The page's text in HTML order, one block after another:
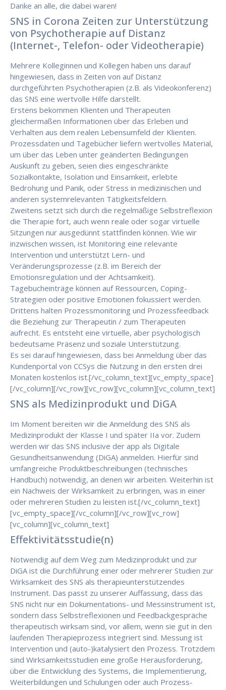
Danke an alle, die dabei waren!
SNS in Corona Zeiten zur Unterstützung
von Psychotherapie auf Distanz
(Internet-, Telefon- oder Videotherapie)
Mehrere Kolleginnen und Kollegen haben uns darauf
hingewiesen, dass in Zeiten von auf Distanz
durchgeführten Psychotherapien (z.B. als Videokonferenz)
das SNS eine wertvolle Hilfe darstellt.
Erstens bekommen Klienten und Therapeuten
gleichermaßen Informationen über das Erleben und
Verhalten aus dem realen Lebensumfeld der Klienten.
Prozessdaten und Tagebücher liefern wertvolles Material,
um über das Leben unter geänderten Bedingungen
Auskunft zu geben, seien dies eingeschränkte
Sozialkontakte, Isolation und Einsamkeit, erlebte
Bedrohung und Panik, oder Stress in medizinischen und
anderen systemrelevanten Tätigkeitsfeldern.
Zweitens setzt sich durch die regelmäßige Selbstreflexion
die Therapie fort, auch wenn reale oder sogar virtuelle
Sitzungen nur ausgedünnt stattfinden können. Wie wir
inzwischen wissen, ist Monitoring eine relevante
Intervention und unterstützt Lern- und
Veränderungsprozesse (z.B. im Bereich der
Emotionsregulation und der Achtsamkeit).
Tagebucheinträge können auf Ressourcen, Coping-
Strategien oder positive Emotionen fokussiert werden.
Drittens halten Prozessmonitoring und Prozessfeedback
die Beziehung zur Therapeutin / zum Therapeuten
aufrecht. Es entsteht eine virtuelle, aber psychologisch
bedeutsame Präsenz und soziale Unterstützung.
Es sei darauf hingewiesen, dass bei Anmeldung über das
Kundenportal von CCSys die Nutzung in den ersten drei
Monaten kostenlos ist.[/vc_column_text][vc_empty_space]
[/vc_column][/vc_row][vc_row][vc_column][vc_column_text]
SNS als Medizinprodukt und DiGA
Im Moment bereiten wir die Anmeldung des SNS als
Medizinprodukt der Klasse I und später IIa vor. Zudem
werden wir das SNS inclusive der app als Digitale
Gesundheitsanwendung (DiGA) anmelden. Hierfür sind
umfangreiche Produktbeschreibungen (technisches
Handbuch) notwendig, an denen wir arbeiten. Weiterhin ist
ein Nachweis der Wirksamkeit zu erbringen, was in einer
oder mehreren Studien zu leisten ist.[/vc_column_text]
[vc_empty_space][/vc_column][/vc_row][vc_row]
[vc_column][vc_column_text]
Effektivitätsstudie(n)
Notwendig auf dem Weg zum Medizinprodukt und zur
DiGA ist die Durchführung einer oder mehrerer Studien zur
Wirksamkeit des SNS als therapieunterstützendes
Instrument. Das passt zu unserer Auffassung, dass das
SNS nicht nur ein Dokumentations- und Messinstrument ist,
sondern dass Selbstreflexionen und Feedbackgespräche
therapeutisch wirksam sind, vor allem, wenn sie gut in den
laufenden Therapieprozess integriert sind. Messung ist
Intervention und (auto-)katalysiert den Prozess. Trotzdem
sind Wirksamkeitsstudien eine große Herausforderung,
über die Entwicklung des Systems, die Implementierung,
Weiterbildungen und Schulungen oder auch Prozess-